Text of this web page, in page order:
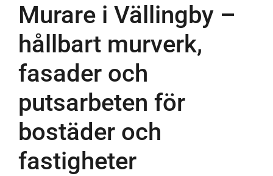
Murare i Vällingby –
hållbart murverk,
fasader och
putsarbeten för
bostäder och
fastigheter